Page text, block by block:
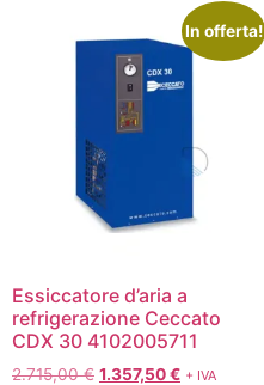
In offerta!
Essiccatore d’aria a
refrigerazione Ceccato
CDX 30 4102005711
2.715,00€ 1.357,50€ + IVA